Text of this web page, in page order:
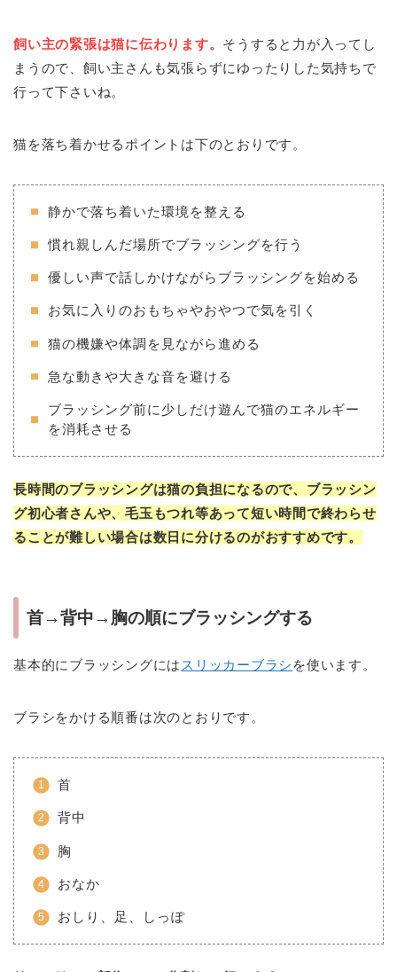
飼い主の緊張は猫に伝わります。 そうすると力が入ってし
まうので、飼い主さんも気張らずにゆったりした気持ちで
行って下さいね。
猫を落ち着かせるポイントは下のとおりです。
静かで落ち着いた環境を整える
慣れ親しんだ場所でブラッシングを行う
優しい声で話しかけながらブラッシングを始める
お気に入りのおもちゃやおやつで気を引く
猫の機嫌や体調を見ながら進める
急な動きや大きな音を避ける
ブラッシング前に少しだけ遊んで猫のエネルギー
を消耗させる
長時間のブラッシングは猫の負担になるので、ブラッシン
グ初心者さんや、毛玉もつれ等あって短い時間で終わらせ
ることが難しい場合は数日に分けるのがおすすめです。
首→背中→胸の順にブラッシングする
基本的にブラッシングには スリッカーブラシ を使います。
ブラシをかける順番は次のとおりです。
首
背中
胸
おなか
おしり、足、しっぽ